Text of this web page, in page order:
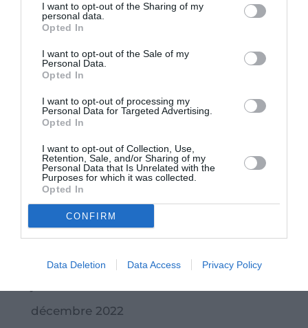
I want to opt-out of the Sharing of my
personal data.
Opted In
I want to opt-out of the Sale of my
Personal Data.
Opted In
I want to opt-out of processing my
Personal Data for Targeted Advertising.
Opted In
I want to opt-out of Collection, Use,
Retention, Sale, and/or Sharing of my
Personal Data that Is Unrelated with the
Purposes for which it was collected.
Opted In
CONFIRM
Data Deletion Data Access Privacy Policy
janvier 2024
décembre 2023
novembre 2023
octobre 2023
septembre 2023
juin 2023
mai 2023
avril 2023
mars 2023
février 2023
décembre 2022